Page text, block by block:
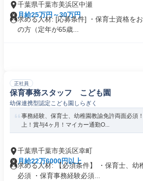
千葉県千葉市美浜区中瀬
月給25万円～30万円
求める人材: [応募条件] ・保育士資格を
の方（定年が65歳...
正社員
保育事務スタッフ こども園
幼保連携型認定こども園しらぎく
事務経験、保育士、幼稚園教諭免許両面必須
上！賞与4ヶ月！マイカー通勤O...
千葉県千葉市美浜区幸町
月給22万6000円以上
求める人材: 【必須条件】 ・保育士、幼
必須 ・保育事務経験必須...